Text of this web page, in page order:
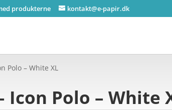
produkterne kontakt@e-papir.dk
Polo – White XL
Polo – White